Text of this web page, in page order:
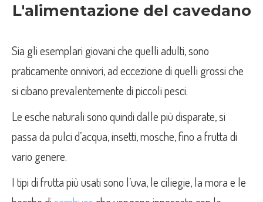
L'alimentazione del cavedano
Sia gli esemplari giovani che quelli adulti, sono
praticamente onnivori, ad eccezione di quelli grossi che
si cibano prevalentemente di piccoli pesci.
Le esche naturali sono quindi dalle più disparate, si
passa da pulci d’acqua, insetti, mosche, fino a frutta di
vario genere.
I tipi di frutta più usati sono l’uva, le ciliegie, la mora e le